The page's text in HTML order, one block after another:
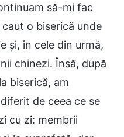
să-mi fac
o biserică unde
și, în cele din urmă,
chinezi. Însă, după
biserică, am
de ceea ce se
cu zi: membrii